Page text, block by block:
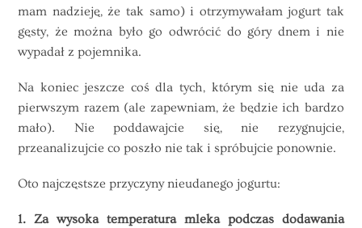
mam nadzieję, że tak samo) i otrzymywałam jogurt tak
gęsty, że można było go odwrócić do góry dnem i nie
wypadał z pojemnika.
Na koniec jeszcze coś dla tych, którym się nie uda za
pierwszym razem (ale zapewniam, że będzie ich bardzo
mało). Nie poddawajcie się, nie rezygnujcie,
przeanalizujcie co poszło nie tak i spróbujcie ponownie.
Oto najczęstsze przyczyny nieudanego jogurtu:
1. Za wysoka temperatura mleka podczas dodawania